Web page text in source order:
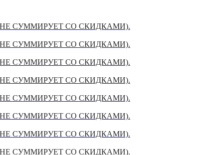
СУММИРУЕТ СО СКИДКАМИ).
СУММИРУЕТ СО СКИДКАМИ).
СУММИРУЕТ СО СКИДКАМИ).
СУММИРУЕТ СО СКИДКАМИ).
СУММИРУЕТ СО СКИДКАМИ).
СУММИРУЕТ СО СКИДКАМИ).
СУММИРУЕТ СО СКИДКАМИ).
СУММИРУЕТ СО СКИДКАМИ).